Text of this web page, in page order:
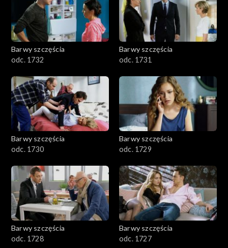
Barwy szczęścia
odc. 1732
Barwy szczęścia
odc. 1731
Barwy szczęścia
odc. 1730
Barwy szczęścia
odc. 1729
Barwy szczęścia
odc. 1728
Barwy szczęścia
odc. 1727